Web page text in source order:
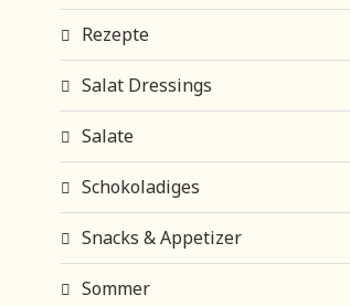
Rezepte
Salat Dressings
Salate
Schokoladiges
Snacks & Appetizer
Sommer